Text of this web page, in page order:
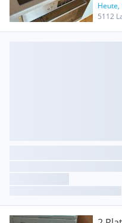
Heute,
5112